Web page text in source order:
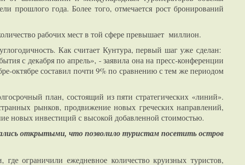
прошлого года. Более того, отмечается рост бронирований
рабочих мест в той сфере превышает миллион.
Как считает Кунтура, первый шаг уже сделан:
с декабря по апрель», - заявила она на пресс-конференции
октябре составил почти 9% по сравнению с тем же периодом
план, состоящий из пяти стратегических «линий».
рынков, продвижение новых греческих направлений,
новых инвестиций с высокой добавленной стоимостью.
открытыми, что позволило туристам посетить остров
ограничили ежедневное количество круизных туристов,